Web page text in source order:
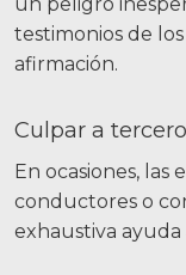
un peligro
testimonios de
afirmación.
Culpar a
En ocasiones, las
conductores o
exhaustiva